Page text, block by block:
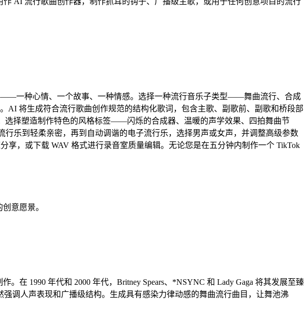
——一种心情、一个故事、一种情感。选择一种流行音乐子类型——舞曲流行、合成
将生成符合流行歌曲创作规范的结构化歌词，包含主歌、副歌前、副歌和桥段部
选择塑造制作特色的风格标签——闪烁的合成器、温暖的声学效果、四拍舞曲节
乐到轻柔亲密，再到自动调谐的电子流行乐，选择男声或女声，并调整高级参数
，或下载 WAV 格式进行录音室质量编辑。无论您是在五分钟内制作一个 TikTok
意愿景。
1990 年代和 2000 年代，Britney Spears、*NSYNC 和 Lady Gaga 将其发展至臻
调人声表现和广播级结构。生成具有感染力律动感的舞曲流行曲目，让舞池沸